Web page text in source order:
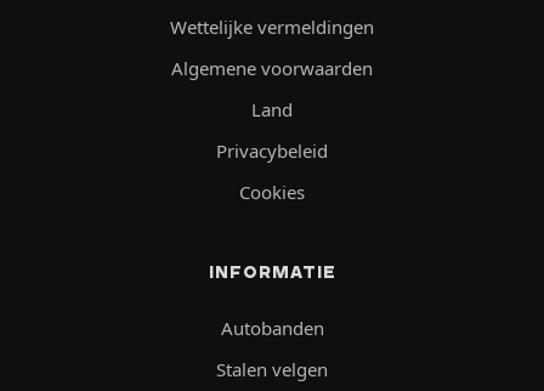
Wettelijke vermeldingen
Algemene voorwaarden
Land
Privacybeleid
Cookies
INFORMATIE
Autobanden
Stalen velgen